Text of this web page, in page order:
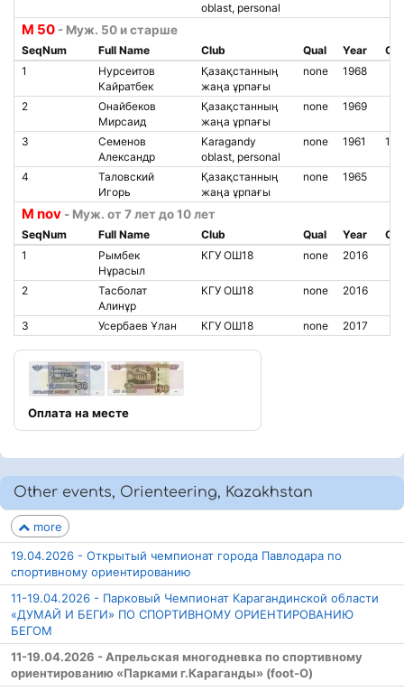
oblast, personal
М 50 - Муж. 50 и старше
SeqNum Full Name Club Qual Year
1
Нурсеитов
Кайратбек
Қазақстанның
жаңа ұрпағы
none 1968
2
Онайбеков
Мирсаид
Қазақстанның
жаңа ұрпағы
none 1969
3
Семенов
Александр
Karagandy
oblast, personal
none 1961
4
Таловский
Игорь
Қазақстанның
жаңа ұрпағы
none 1965
М nov - Муж. от 7 лет до 10 лет
SeqNum Full Name Club Qual Year
1
Рымбек
Нұрасыл
КГУ ОШ18 none 2016
2
Тасболат
Алинұр
КГУ ОШ18 none 2016
3 Усербаев Ұлан КГУ ОШ18 none 2017
Оплата на месте
Other events, Orienteering, Kazakhstan
more
19.04.2026 - Открытый чемпионат города Павлодара по
спортивному ориентированию
11-19.04.2026 - Парковый Чемпионат Карагандинской области
«ДУМАЙ И БЕГИ» ПО СПОРТИВНОМУ ОРИЕНТИРОВАНИЮ
БЕГОМ
11-19.04.2026 - Апрельская многодневка по спортивному
ориентированию «Парками г.Караганды» (foot-O)